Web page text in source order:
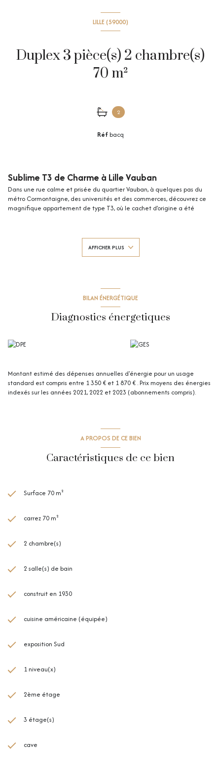
LILLE (59000)
Duplex 3 pièce(s) 2 chambre(s)
70 m²
2
Réfbacq
Sublime T3 de Charme à Lille Vauban
Dans une rue calme et prisée du quartier Vauban, à quelques pas du
métro Cormontaigne, des universités et des commerces, découvrez ce
magnifique appartement de type T3, où le cachet d’origine a été
Un séjour baigné de lumière, idéal pour vos moments de détente,
privative, offrant un confort absolu.
Le charme de l'ancien est au rendez-vous avec ses parquets d'époque,
sa cheminée ect, apportant une ambiance chaleureuse et cocooning.
Caractéristiques supplémentaires :
La copropriété ancienne, pleine de charme et en parfait état, est gérée
par un syndic bénévole, garantissant de faibles charges.
cadre de vie agréable et raffiné.
Laissez-vous séduire par le caractère unique de cet appartement et
venez le découvrir sans tarder !
AFFICHER PLUS
BILAN ÉNERGÉTIQUE
Diagnostics énergetiques
Montant estimé des dépenses annuelles d'énergie pour un usage
standard est compris entre 1 350 € et 1 870 € . Prix moyens des énergies
indexés sur les années 2021, 2022 et 2023 (abonnements compris).
A PROPOS DE CE BIEN
Caractéristiques de ce bien
Surface 70 m²
carrez 70 m²
2 chambre(s)
2 salle(s) de bain
construit en 1930
cuisine américaine (équipée)
exposition Sud
1 niveau(x)
2ème étage
3 étage(s)
cave